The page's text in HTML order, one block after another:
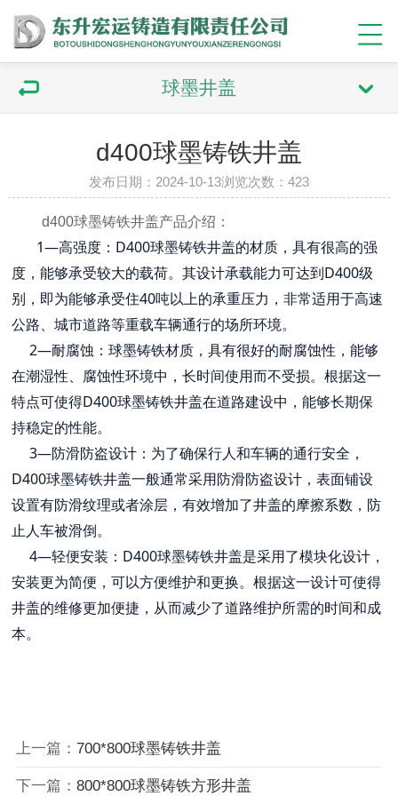
球墨井盖
d400球墨铸铁井盖
发布日期：2024-10-13浏览次数：423
d400球墨铸铁井盖产品介绍：
1—高强度：D400球墨铸铁井盖的材质，具有很高的强
度，能够承受较大的载荷。其设计承载能力可达到D400级
别，即为能够承受住40吨以上的承重压力，非常适用于高速
公路、城市道路等重载车辆通行的场所环境。
2—耐腐蚀：球墨铸铁材质，具有很好的耐腐蚀性，能够
在潮湿性、腐蚀性环境中，长时间使用而不受损。根据这一
特点可使得D400球墨铸铁井盖在道路建设中，能够长期保
持稳定的性能。
3—防滑防盗设计：为了确保行人和车辆的通行安全，
D400球墨铸铁井盖一般通常采用防滑防盗设计，表面铺设
设置有防滑纹理或者涂层，有效增加了井盖的摩擦系数，防
止人车被滑倒。
4—轻便安装：D400球墨铸铁井盖是采用了模块化设计，
安装更为简便，可以方便维护和更换。根据这一设计可使得
井盖的维修更加便捷，从而减少了道路维护所需的时间和成
本。
上一篇： 700*800球墨铸铁井盖
下一篇： ‌800*800球墨铸铁方形井盖